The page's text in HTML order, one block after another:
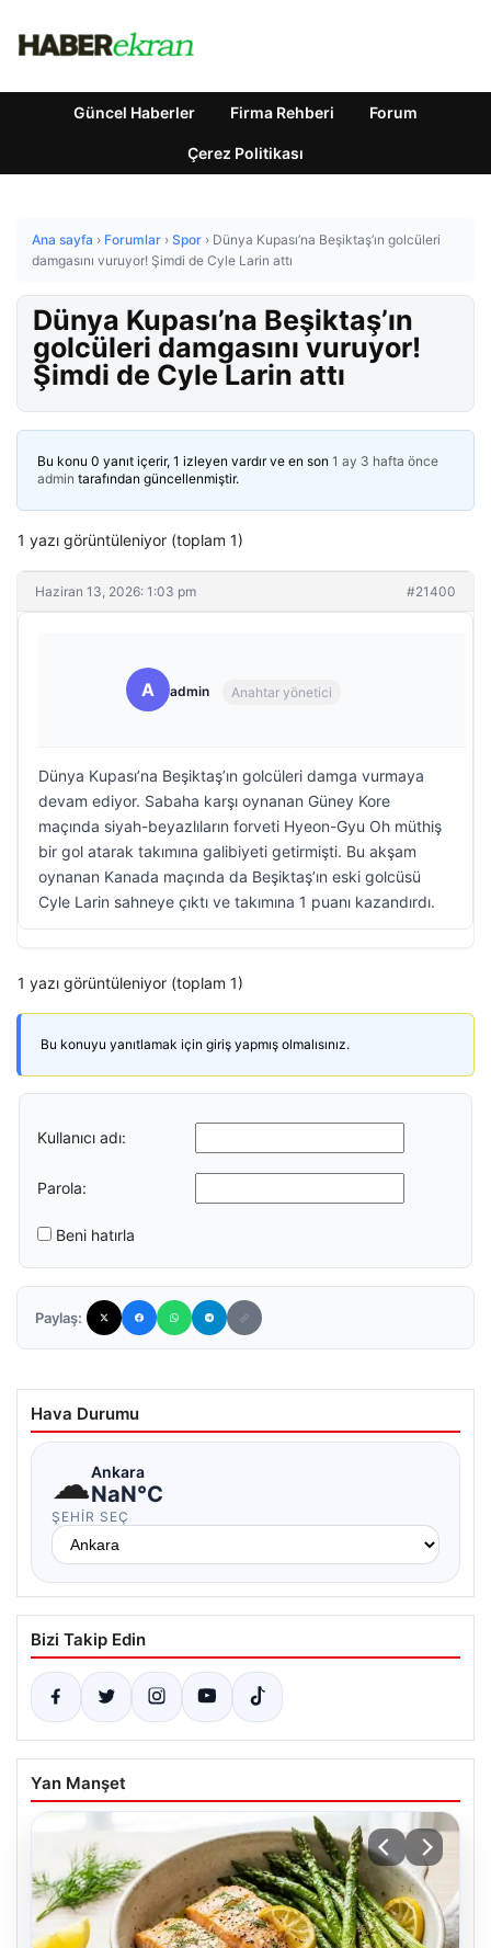
Güncel Haberler Firma Rehberi Forum
Çerez Politikası
Ana sayfa › Forumlar › Spor › Dünya Kupası’na Beşiktaş’ın golcüleri
damgasını vuruyor! Şimdi de Cyle Larin attı
Dünya Kupası’na Beşiktaş’ın
golcüleri damgasını vuruyor!
Şimdi de Cyle Larin attı
Bu konu 0 yanıt içerir, 1 izleyen vardır ve en son 1 ay 3 hafta önce
admin tarafından güncellenmiştir.
1 yazı görüntüleniyor (toplam 1)
Haziran 13, 2026: 1:03 pm #21400
A admin Anahtar yönetici
Dünya Kupası’na Beşiktaş’ın golcüleri damga vurmaya
devam ediyor. Sabaha karşı oynanan Güney Kore
maçında siyah-beyazlıların forveti Hyeon-Gyu Oh müthiş
bir gol atarak takımına galibiyeti getirmişti. Bu akşam
oynanan Kanada maçında da Beşiktaş’ın eski golcüsü
Cyle Larin sahneye çıktı ve takımına 1 puanı kazandırdı.
1 yazı görüntüleniyor (toplam 1)
Bu konuyu yanıtlamak için giriş yapmış olmalısınız.
Kullanıcı adı:
Parola:
Beni hatırla
Paylaş:
Hava Durumu
☁Ankara
NaN°C
ŞEHIR SEÇ
Bizi Takip Edin
Yan Manşet